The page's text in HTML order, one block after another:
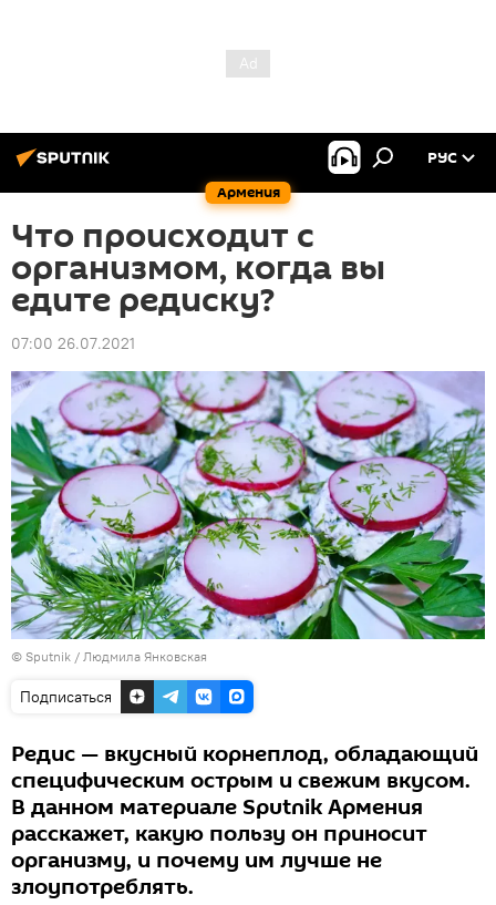
Армения
РУС
Что происходит с
организмом, когда вы
едите редиску?
07:00 26.07.2021
© Sputnik / Людмила Янковская
Подписаться
Редис — вкусный корнеплод, обладающий
специфическим острым и свежим вкусом.
В данном материале Sputnik Армения
расскажет, какую пользу он приносит
организму, и почему им лучше не
злоупотреблять.